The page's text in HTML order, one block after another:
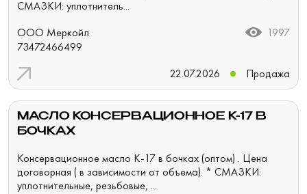
СМАЗКИ: уплотнитель...
ООО Меркойл
73472466499
1997
22.07.2026 Продажа
МАСЛО КОНСЕРВАЦИОННОЕ К-17 В
БОЧКАХ
Консервационное масло К-17 в бочках (оптом) . Цена
договорная ( в зависимости от объема). * СМАЗКИ:
уплотнительные, резьбовые, ...